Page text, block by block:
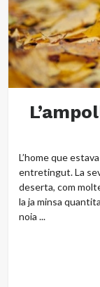
L’home que
entretingut. La
deserta, com
la ja minsa
noia ...